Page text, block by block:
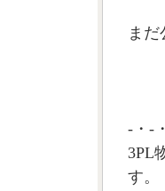
ま
-・-
3PL
す。